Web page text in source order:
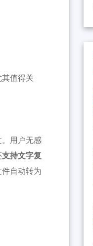
值得关
用户无感
支持文字复
自动转为